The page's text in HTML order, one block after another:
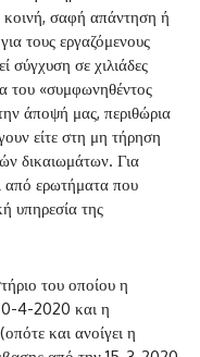
κοινή, σαφή απάντηση ή
τους εργαζόμενους
σύγχυση σε χιλιάδες
του «συμφωνηθέντος
άποψή μας, περιθώρια
είτε στη μη τήρηση
δικαιωμάτων. Για
από ερωτήματα που
υπηρεσία της
του οποίου η
4-2020 και η
και ανοίγει η